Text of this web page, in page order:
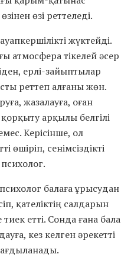
өзі реттеледі.
жүктейді.
атмосфера тікелей әсер
ерлі-зайыптылар
реттеп алғаны жөн.
жазалауға, оған
арқылы белгілі
Керісінше, ол
өшіріп, сенімсіздікті
балаға ұрысудан
қателіктің салдарын
тиек етті. Сонда ғана бала
кез келген әрекетті